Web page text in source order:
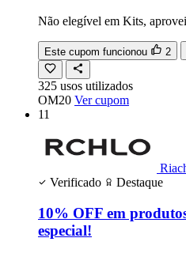
Não elegível em Kits,
Este cupom funcionou 2
325 usos utilizados
OM20 Ver cupom
11
Verificado
Destaque
10% OFF em
especial!